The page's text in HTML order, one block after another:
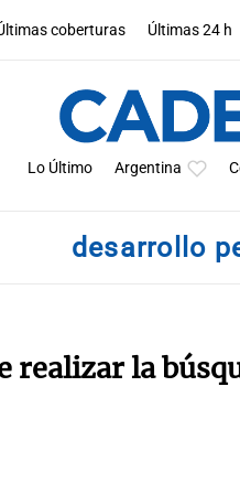
coberturas Últimas 24 h
Lo Último Argentina
desarrollo
realizar la